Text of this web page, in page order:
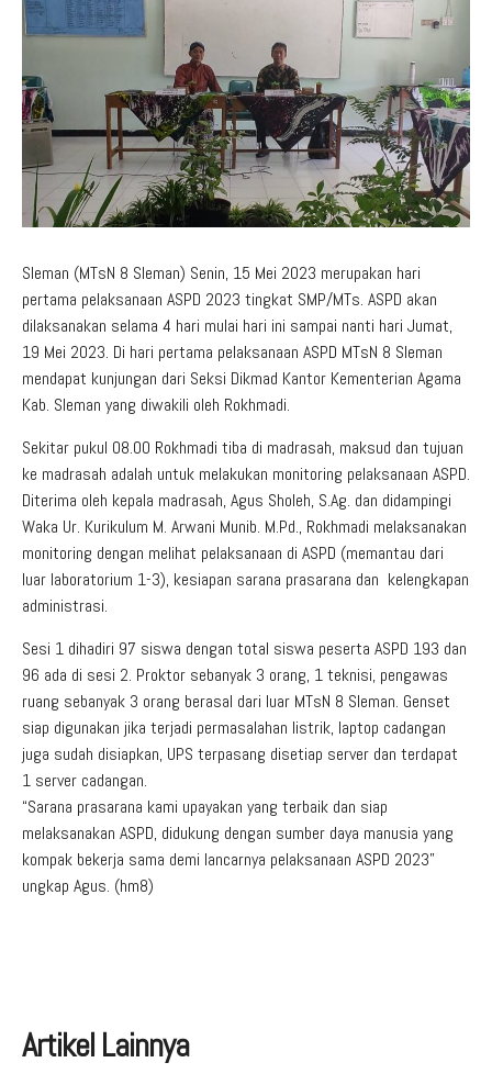
Pojok Literasi
Maklumat Pelayanan
Download
Informasi Publik
Regulasi PPID
Profil PPID
Struktur Organisasi
Sleman (MTsN 8 Sleman) Senin, 15 Mei 2023 merupakan hari
pertama pelaksanaan ASPD 2023 tingkat SMP/MTs. ASPD akan
dilaksanakan selama 4 hari mulai hari ini sampai nanti hari Jumat,
19 Mei 2023. Di hari pertama pelaksanaan ASPD MTsN 8 Sleman
mendapat kunjungan dari Seksi Dikmad Kantor Kementerian Agama
Kab. Sleman yang diwakili oleh Rokhmadi.
Sekitar pukul 08.00 Rokhmadi tiba di madrasah, maksud dan tujuan
ke madrasah adalah untuk melakukan monitoring pelaksanaan ASPD.
Diterima oleh kepala madrasah, Agus Sholeh, S.Ag. dan didampingi
Waka Ur. Kurikulum M. Arwani Munib. M.Pd., Rokhmadi melaksanakan
monitoring dengan melihat pelaksanaan di ASPD (memantau dari
luar laboratorium 1-3), kesiapan sarana prasarana dan kelengkapan
administrasi.
Sesi 1 dihadiri 97 siswa dengan total siswa peserta ASPD 193 dan
96 ada di sesi 2. Proktor sebanyak 3 orang, 1 teknisi, pengawas
ruang sebanyak 3 orang berasal dari luar MTsN 8 Sleman. Genset
siap digunakan jika terjadi permasalahan listrik, laptop cadangan
juga sudah disiapkan, UPS terpasang disetiap server dan terdapat
1 server cadangan.
“Sarana prasarana kami upayakan yang terbaik dan siap
melaksanakan ASPD, didukung dengan sumber daya manusia yang
kompak bekerja sama demi lancarnya pelaksanaan ASPD 2023”
ungkap Agus. (hm8)
Artikel Lainnya